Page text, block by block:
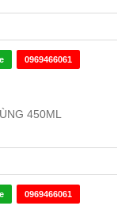
0969466061
450ML
0969466061